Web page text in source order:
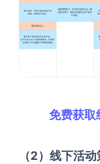
免费获取
（2） 线下活动